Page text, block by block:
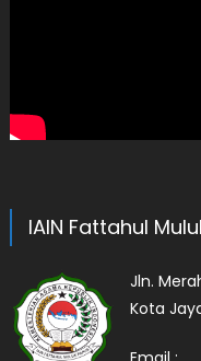
IAIN Fattahul
Jln.
Kota